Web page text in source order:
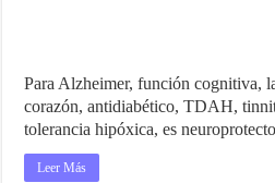
Para Alzheimer, función cognitiva,
corazón, antidiabético, TDAH,
tolerancia hipóxica, es
Leer Más